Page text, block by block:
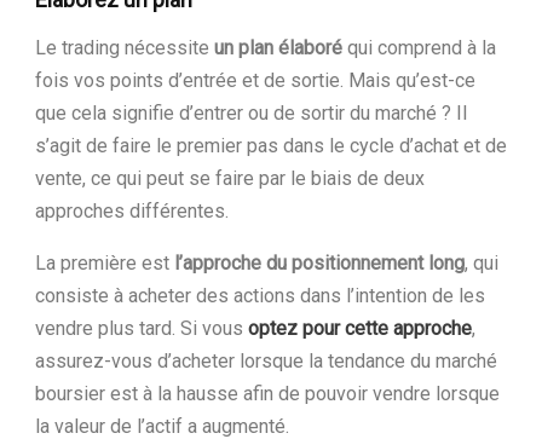
Le trading nécessite un plan élaboré qui comprend à la
fois vos points d’entrée et de sortie. Mais qu’est-ce
que cela signifie d’entrer ou de sortir du marché ? Il
s’agit de faire le premier pas dans le cycle d’achat et de
vente, ce qui peut se faire par le biais de deux
approches différentes.
La première est l’approche du positionnement long, qui
consiste à acheter des actions dans l’intention de les
vendre plus tard. Si vous optez pour cette approche,
assurez-vous d’acheter lorsque la tendance du marché
boursier est à la hausse afin de pouvoir vendre lorsque
la valeur de l’actif a augmenté.